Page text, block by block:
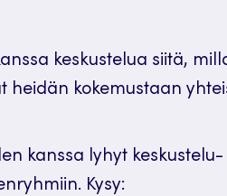
keskustelua siitä,
heidän kokemustaan
kanssa lyhyt
Kysy: